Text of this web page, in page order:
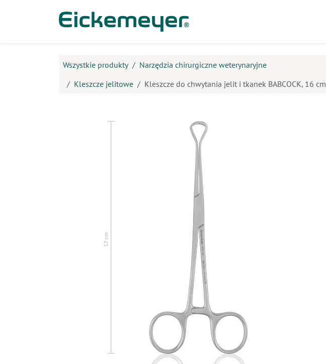
Wszystkie produkty
Narzędzia chirurgiczne weterynaryjne
Kleszcze jelitowe
Kleszcze do chwytania jelit i tkanek BABCOCK, 16 cm